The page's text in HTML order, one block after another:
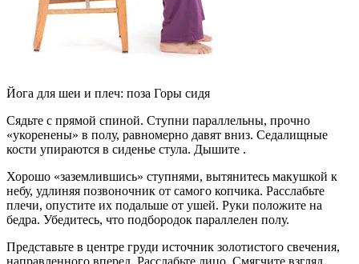
Йога для шеи и плеч: поза Горы сидя
Сядьте с прямой спиной. Ступни параллельны, прочно
«укоренены» в полу, равномерно давят вниз. Седалищные
кости упираются в сиденье стула. Дышите .
Хорошо «заземлившись» ступнями, вытянитесь макушкой к
небу, удлиняя позвоночник от самого копчика. Расслабьте
плечи, опустите их подальше от ушей. Руки положите на
бедра. Убедитесь, что подбородок параллелен полу.
Представьте в центре груди источник золотистого свечения,
направленного вперед. Расслабьте лицо. Смягчите взгляд,